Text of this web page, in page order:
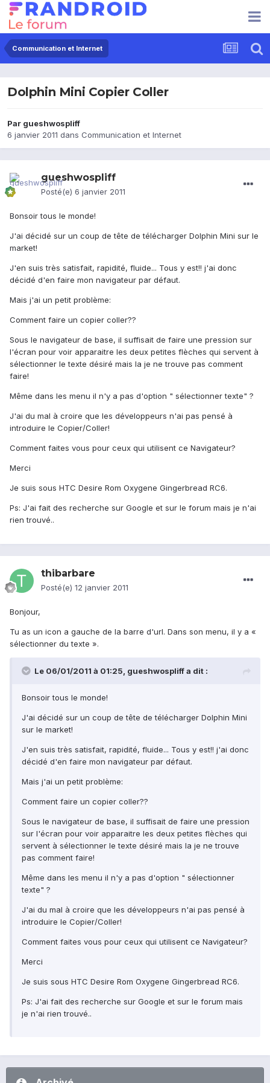
Communication et Internet
Dolphin Mini Copier Coller
Par gueshwospliff
6 janvier 2011 dans Communication et Internet
gueshwospliff
Posté(e) 6 janvier 2011
Bonsoir tous le monde!
J'ai décidé sur un coup de tête de télécharger Dolphin Mini sur le
market!
J'en suis très satisfait, rapidité, fluide... Tous y est!! j'ai donc
décidé d'en faire mon navigateur par défaut.
Mais j'ai un petit problème:
Comment faire un copier coller??
Sous le navigateur de base, il suffisait de faire une pression sur
l'écran pour voir apparaitre les deux petites flèches qui servent à
sélectionner le texte désiré mais la je ne trouve pas comment
faire!
Même dans les menu il n'y a pas d'option " sélectionner texte" ?
J'ai du mal à croire que les développeurs n'ai pas pensé à
introduire le Copier/Coller!
Comment faites vous pour ceux qui utilisent ce Navigateur?
Merci
Je suis sous HTC Desire Rom Oxygene Gingerbread RC6.
Ps: J'ai fait des recherche sur Google et sur le forum mais je n'ai
rien trouvé..
thibarbare
Posté(e) 12 janvier 2011
Bonjour,
Tu as un icon a gauche de la barre d'url. Dans son menu, il y a «
sélectionner du texte ».
Le 06/01/2011 à 01:25, gueshwospliff a dit :
Bonsoir tous le monde!
J'ai décidé sur un coup de tête de télécharger Dolphin Mini
sur le market!
J'en suis très satisfait, rapidité, fluide... Tous y est!! j'ai donc
décidé d'en faire mon navigateur par défaut.
Mais j'ai un petit problème:
Comment faire un copier coller??
Sous le navigateur de base, il suffisait de faire une pression
sur l'écran pour voir apparaitre les deux petites flèches qui
servent à sélectionner le texte désiré mais la je ne trouve
pas comment faire!
Même dans les menu il n'y a pas d'option " sélectionner
texte" ?
J'ai du mal à croire que les développeurs n'ai pas pensé à
introduire le Copier/Coller!
Comment faites vous pour ceux qui utilisent ce Navigateur?
Merci
Je suis sous HTC Desire Rom Oxygene Gingerbread RC6.
Ps: J'ai fait des recherche sur Google et sur le forum mais
je n'ai rien trouvé..